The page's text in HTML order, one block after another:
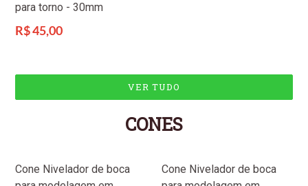
para torno - 30mm
Preço
R$ 45,00
VER TUDO
CONES
Cone Nivelador de boca
Cone Nivelador de boca